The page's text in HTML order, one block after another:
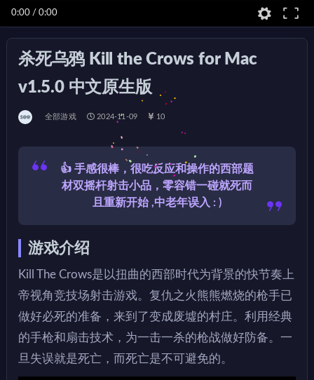
0:00 / 0:00
杀死乌鸦 Kill the Crows for Mac
v1.5.0 中文原生版
全部游戏 2024-11-09 10
👍 手感很棒，很吃反应和操作的西部题
材双摇杆射击小品，零容错一碰就死而
且重新开始 ,中老年误入 : )
游戏介绍
Kill The Crows是以扭曲的西部时代为背景的快节奏上
帝视角竞技场射击游戏。复仇之火熊熊燃烧的枪手已
做好必死的准备，来到了变成废墟的村庄。利用经典
的手枪和扇击技术，为一击一杀的枪战做好防备。一
旦失误就是死亡，而死亡是不可避免的。